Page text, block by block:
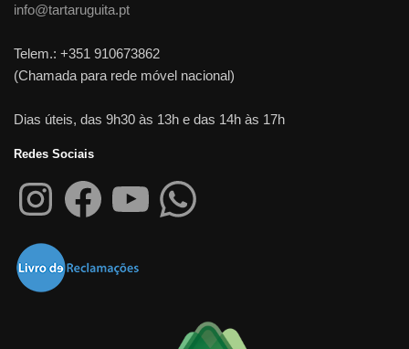
info@tartaruguita.pt
Telem.: +351 910673862
(Chamada para rede móvel nacional)
Dias úteis, das 9h30 às 13h e das 14h às 17h
Redes Sociais